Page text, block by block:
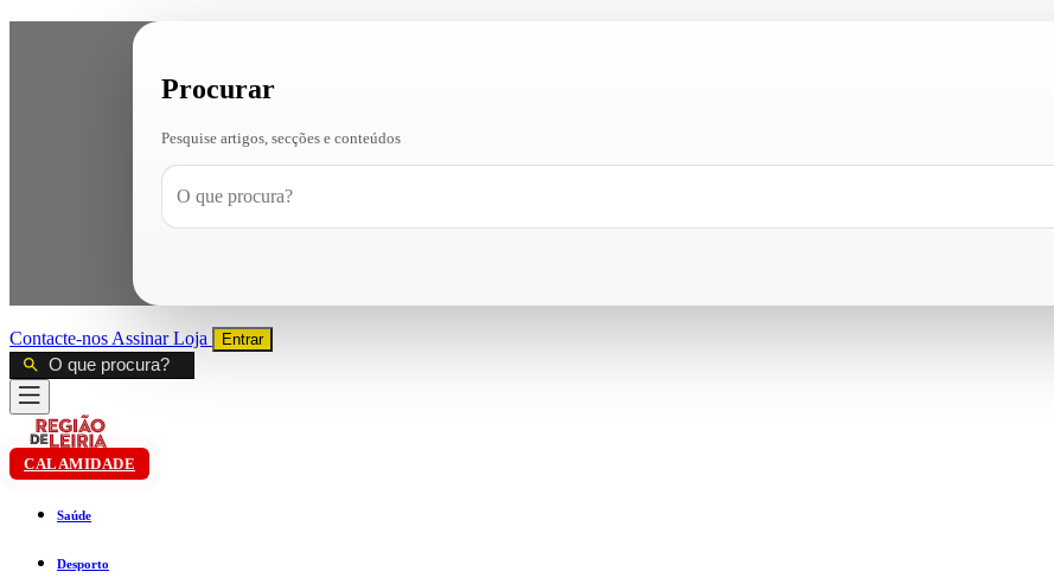
Procurar
Pesquise artigos, secções e conteúdos
Contacte-nos AssinarLoja Entrar
CALAMIDADE
Saúde
Desporto